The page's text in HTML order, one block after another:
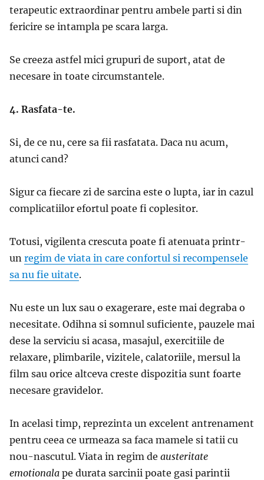
terapeutic extraordinar pentru ambele parti si din
fericire se intampla pe scara larga.
Se creeza astfel mici grupuri de suport, atat de
necesare in toate circumstantele.
4. Rasfata-te.
Si, de ce nu, cere sa fii rasfatata. Daca nu acum,
atunci cand?
Sigur ca fiecare zi de sarcina este o lupta, iar in cazul
complicatiilor efortul poate fi coplesitor.
Totusi, vigilenta crescuta poate fi atenuata printr-
un regim de viata in care confortul si recompensele
sa nu fie uitate.
Nu este un lux sau o exagerare, este mai degraba o
necesitate. Odihna si somnul suficiente, pauzele mai
dese la serviciu si acasa, masajul, exercitiile de
relaxare, plimbarile, vizitele, calatoriile, mersul la
film sau orice altceva creste dispozitia sunt foarte
necesare gravidelor.
In acelasi timp, reprezinta un excelent antrenament
pentru ceea ce urmeaza sa faca mamele si tatii cu
nou-nascutul. Viata in regim de austeritate
emotionala pe durata sarcinii poate gasi parintii